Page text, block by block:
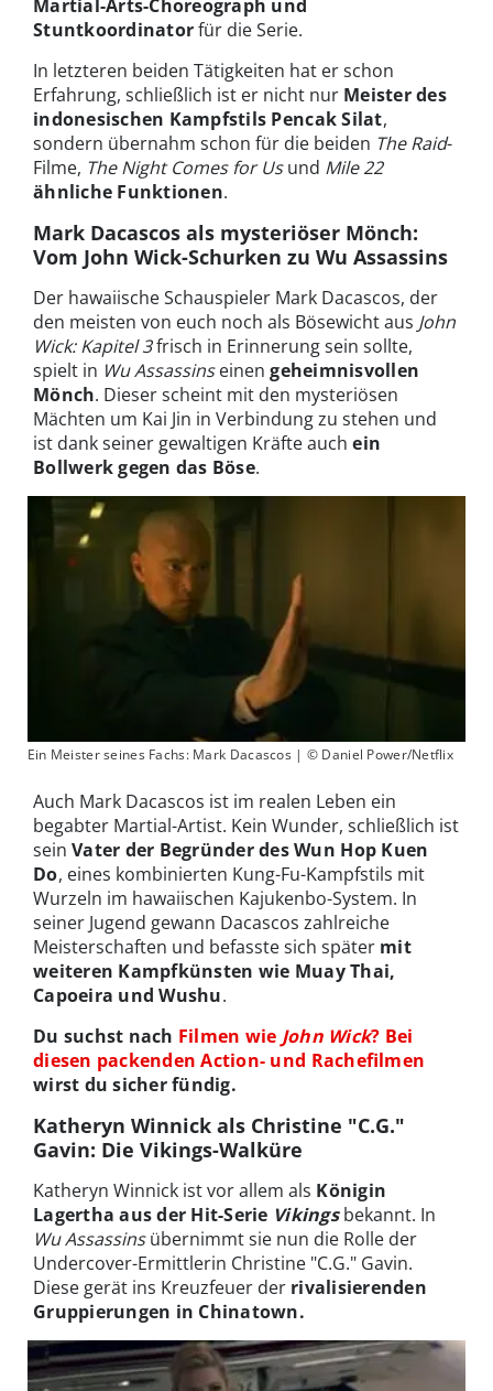
Martial-Arts-Choreograph und
Stuntkoordinatorfür die Serie.
In letzteren beiden Tätigkeiten hat er schon
Erfahrung, schließlich ist er nicht nur Meister des
indonesischen Kampfstils Pencak Silat,
sondern übernahm schon für die beiden The Raid-
Filme, The Night Comes for Usund Mile 22
ähnliche Funktionen.
Mark Dacascos als mysteriöser Mönch:
Vom John Wick-Schurken zu Wu Assassins
Der hawaiische Schauspieler Mark Dacascos, der
den meisten von euch noch als Bösewicht aus John
Wick: Kapitel 3frisch in Erinnerung sein sollte,
spielt in Wu Assassinseinen geheimnisvollen
Mönch. Dieser scheint mit den mysteriösen
Mächten um Kai Jin in Verbindung zu stehen und
ist dank seiner gewaltigen Kräfte auch ein
Bollwerk gegen das Böse.
Ein Meister seines Fachs: Mark Dacascos | © Daniel Power/Netflix
Auch Mark Dacascos ist im realen Leben ein
begabter Martial-Artist. Kein Wunder, schließlich ist
sein Vater der Begründer des Wun Hop Kuen
Do, eines kombinierten Kung-Fu-Kampfstils mit
Wurzeln im hawaiischen Kajukenbo-System. In
seiner Jugend gewann Dacascos zahlreiche
Meisterschaften und befasste sich später mit
weiteren Kampfkünsten wie Muay Thai,
Capoeira und Wushu.
Du suchst nach Filmen wie John Wick? Bei
diesen packenden Action- und Rachefilmen
wirst du sicher fündig.
Katheryn Winnick als Christine "C.G."
Gavin: Die Vikings-Walküre
Katheryn Winnick ist vor allem als Königin
Lagertha aus der Hit-Serie Vikingsbekannt. In
Wu Assassinsübernimmt sie nun die Rolle der
Undercover-Ermittlerin Christine "C.G." Gavin.
Diese gerät ins Kreuzfeuer der rivalisierenden
Gruppierungen in Chinatown.